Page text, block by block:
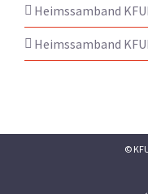
Heimssamband
Heimssamband
©